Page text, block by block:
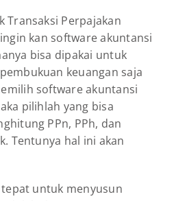
Transaksi Perpajakan
kan software akuntansi
bisa dipakai untuk
keuangan saja
software akuntansi
pilihlah yang bisa
PPn, PPh, dan
Tentunya hal ini akan
untuk menyusun